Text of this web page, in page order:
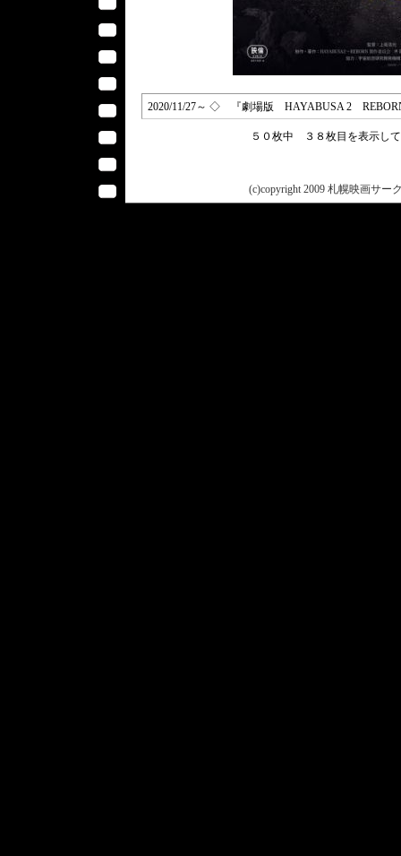
2020/11/27～ ◇ 『劇場版 HAYABUSA 2 REBORN
５０枚中 ３８枚目を表示し
(c)copyright 2009 札幌映画サー